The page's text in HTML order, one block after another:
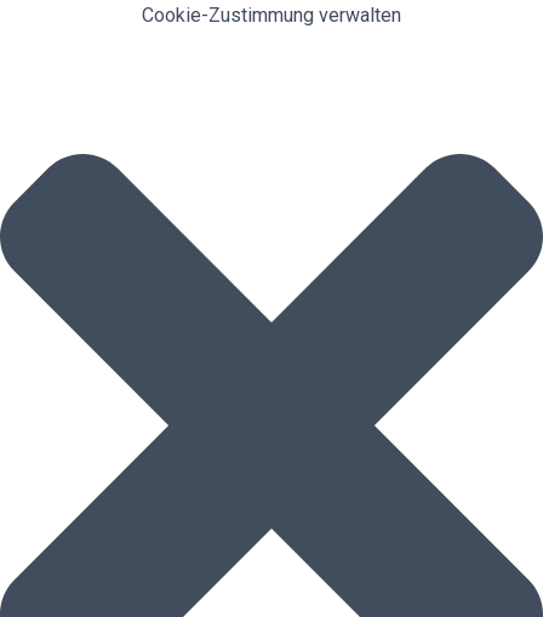
Cookie-Zustimmung verwalten